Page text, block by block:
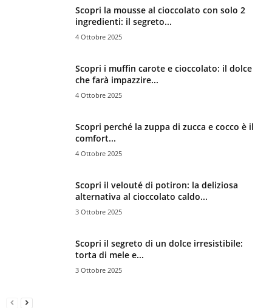
Scopri la mousse al cioccolato con solo 2
ingredienti: il segreto...
4 Ottobre 2025
Scopri i muffin carote e cioccolato: il dolce
che farà impazzire...
4 Ottobre 2025
Scopri perché la zuppa di zucca e cocco è il
comfort...
4 Ottobre 2025
Scopri il velouté di potiron: la deliziosa
alternativa al cioccolato caldo...
3 Ottobre 2025
Scopri il segreto di un dolce irresistibile:
torta di mele e...
3 Ottobre 2025